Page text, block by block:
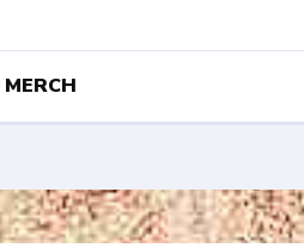
MERCH